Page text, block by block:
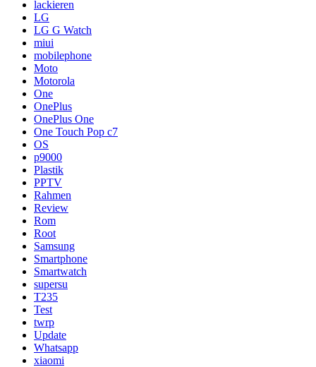
lackieren
LG
LG G Watch
miui
mobilephone
Moto
Motorola
One
OnePlus
OnePlus One
One Touch Pop c7
OS
p9000
Plastik
PPTV
Rahmen
Review
Rom
Root
Samsung
Smartphone
Smartwatch
supersu
T235
Test
twrp
Update
Whatsapp
xiaomi